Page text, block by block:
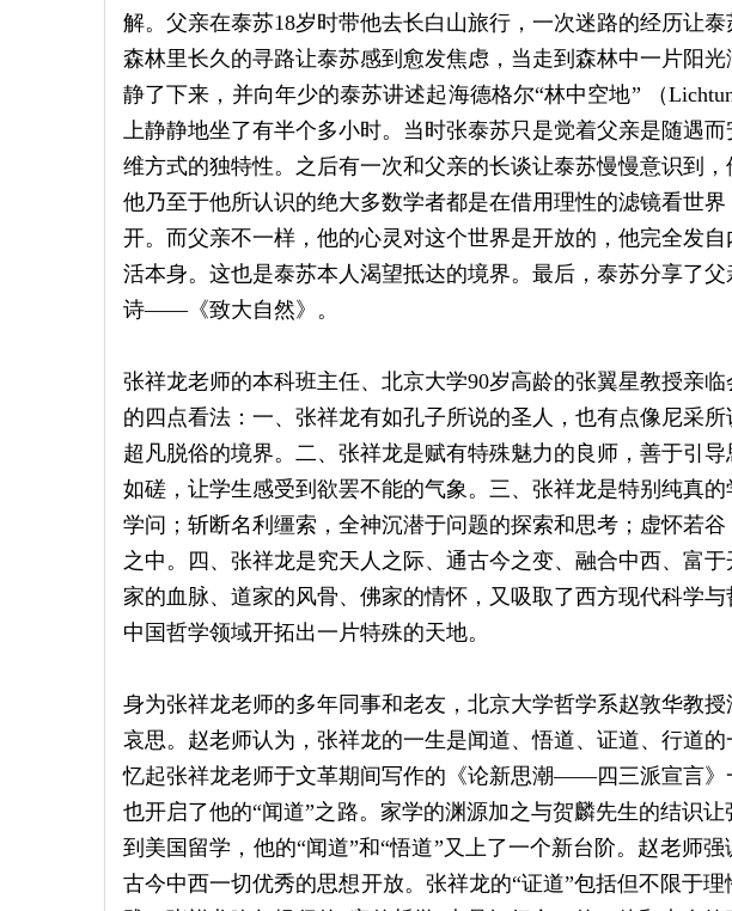
解。父亲在泰苏18岁时带他去长白山旅行，一次迷路的经历让
森林里长久的寻路让泰苏感到愈发焦虑，当走到森林中一片阳
静了下来，并向年少的泰苏讲述起海德格尔“林中空地” （
上静静地坐了有半个多小时。当时张泰苏只是觉着父亲是随遇
维方式的独特性。之后有一次和父亲的长谈让泰苏慢慢意识到，
他乃至于他所认识的绝大多数学者都是在借用理性的滤镜看世
开。而父亲不一样，他的心灵对这个世界是开放的，他完全发
活本身。这也是泰苏本人渴望抵达的境界。最后，泰苏分享了
诗——《致大自然》。
张祥龙老师的本科班主任、北京大学90岁高龄的张翼星教授亲
的四点看法：一、张祥龙有如孔子所说的圣人，也有点像尼采
超凡脱俗的境界。二、张祥龙是赋有特殊魅力的良师，善于引
如磋，让学生感受到欲罢不能的气象。三、张祥龙是特别纯真
学问；斩断名利缰索，全神沉潜于问题的探索和思考；虚怀若
之中。四、张祥龙是究天人之际、通古今之变、融合中西、富
家的血脉、道家的风骨、佛家的情怀，又吸取了西方现代科学
中国哲学领域开拓出一片特殊的天地。
身为张祥龙老师的多年同事和老友，北京大学哲学系赵敦华教
哀思。赵老师认为，张祥龙的一生是闻道、悟道、证道、行道
忆起张祥龙老师于文革期间写作的《论新思潮——四三派宣言》
也开启了他的“闻道”之路。家学的渊源加之与贺麟先生的结识
到美国留学，他的“闻道”和“悟道”又上了一个新台阶。赵老师
古今中西一切优秀的思想开放。张祥龙的“证道”包括但不限于